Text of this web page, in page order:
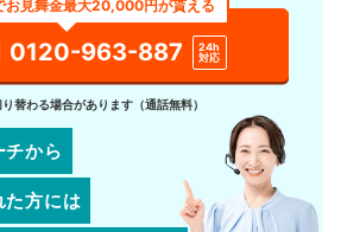
お見舞金最大20,000円が貰える
0120-963-887
24h
対応
替わる場合があります（通話無料）
チから
た方には